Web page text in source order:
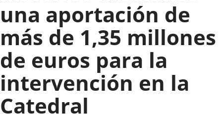
una aportación de
más de 1,35 millones
de euros para la
intervención en la
Catedral